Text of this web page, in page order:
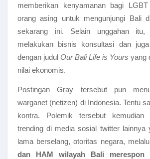
memberikan kenyamanan bagi
orang asing untuk mengunjungi Bali
sekarang ini. Selain unggahan
melakukan bisnis konsultasi dan
dengan judul Our Bali Life is Yours yang
nilai ekonomis.
Postingan Gray tersebut pun
warganet (netizen) di Indonesia. Tentu
kontra. Polemik tersebut kemudian
trending di media sosial twitter lainnya
lama berselang, otoritas negara,
dan HAM wilayah Bali merespon